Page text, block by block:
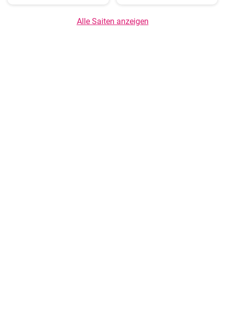
Alle Saiten anzeigen